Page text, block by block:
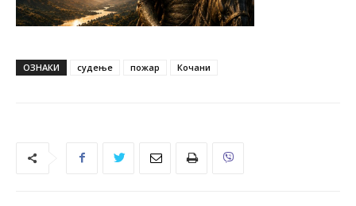
ОЗНАКИ судење пожар Кочани